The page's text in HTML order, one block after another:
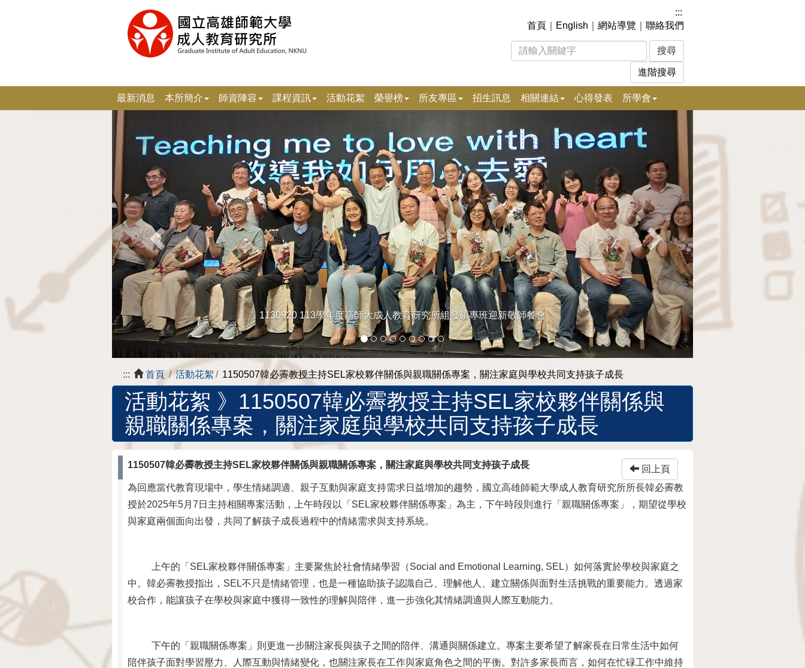
區
塊
:::
首頁｜ English 網站導覽 聯絡我們
進階搜尋
最新消息 本所簡介 師資陣容 課程資訊 活動花絮 榮譽榜 所友專區 招生訊息 相關連結 心得發表 所學會
1140326 馬尼拉經濟文化辦事處 菲律賓駐台代處 高雄分處處長崔瑞霞(Ma. Karina
B. Perida-Trayvilla)來訪，親赴本所與本中心拜訪韓必霽所長。
一
張
張
::: 首頁 活動花絮 1150507韓必霽教授主持SEL家校夥伴關係與親職關係專案，關注家庭與學校共同支持孩子成長
活動花絮 》 1150507韓必霽教授主持SEL家校夥伴關係與
親職關係專案，關注家庭與學校共同支持孩子成長
1150507韓必霽教授主持SEL家校夥伴關係與親職關係專案，關注家庭與學校共同支持孩子成長
回上頁
為回應當代教育現場中，學生情緒調適、親子互動與家庭支持需求日益增加的趨勢，國立高雄師範大學成人教育研究所所長韓必霽教
授於2025年5月7日主持相關專案活動，上午時段以「SEL家校夥伴關係專案」為主，下午時段則進行「親職關係專案」，期望從學校
與家庭兩個面向出發，共同了解孩子成長過程中的情緒需求與支持系統。
上午的「SEL家校夥伴關係專案」主要聚焦於社會情緒學習（Social and Emotional Learning, SEL）如何落實於學校與家庭之
中。韓必霽教授指出，SEL不只是情緒管理，也是一種協助孩子認識自己、理解他人、建立關係與面對生活挑戰的重要能力。透過家
校合作，能讓孩子在學校與家庭中獲得一致性的理解與陪伴，進一步強化其情緒調適與人際互動能力。
下午的「親職關係專案」則更進一步關注家長與孩子之間的陪伴、溝通與關係建立。專案主要希望了解家長在日常生活中如何
陪伴孩子面對學習壓力、人際互動與情緒變化，也關注家長在工作與家庭角色之間的平衡。對許多家長而言，如何在忙碌工作中維持